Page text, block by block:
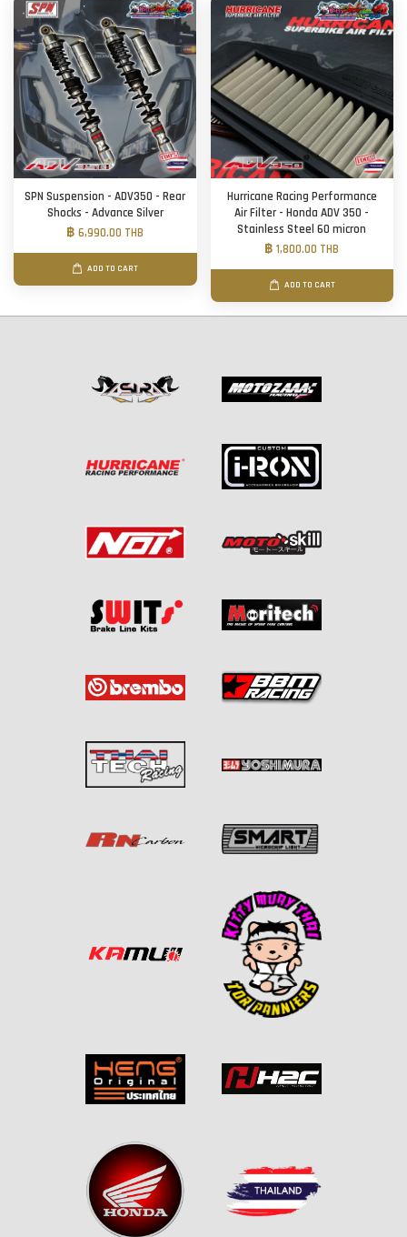
SPN Suspension - ADV350 - Rear
Shocks - Advance Silver
฿ 6,990.00 THB
ADD TO CART
Hurricane Racing Performance
Air Filter - Honda ADV 350 -
Stainless Steel 60 micron
฿ 1,800.00 THB
ADD TO CART